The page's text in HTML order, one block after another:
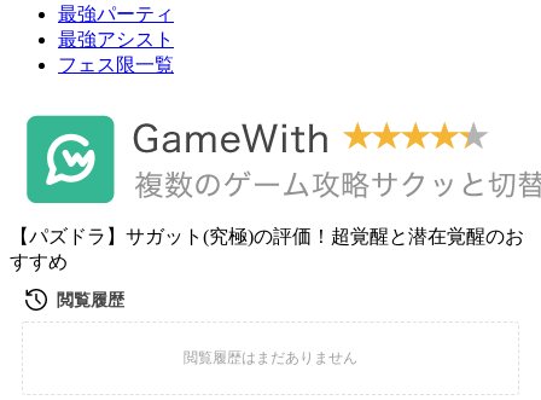
最強パーティ
最強アシスト
フェス限一覧
【パズドラ】サガット(究極)の評価！超覚醒と潜在覚醒のお
すすめ